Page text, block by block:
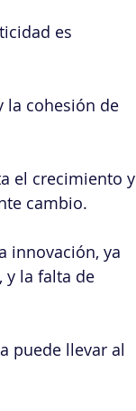
es
la cohesión de
el crecimiento y
cambio.
innovación, ya
y la falta de
puede llevar al